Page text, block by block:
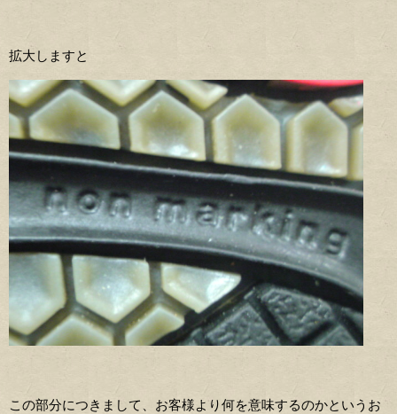
拡大しますと
この部分につきまして、お客様より何を意味するのかというお